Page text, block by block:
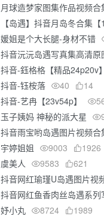
月球造梦家图集作品视频
【岛遇】抖音月岛冬合集【
媛姐是个大长腿-身材不错
抖音沅沅岛遇写真集高清
抖音-鈺格格【精品24p20v】
抖音-钰桉落 40
14
抖音-艺冉【23v54p】
玉子姨妈 神秘的派大星
抖音雨宝哟岛遇图片视频合
宇婷姐姐 9003
1926
虞美人 9583
621
抖音网红瑜瑾U岛遇图片视
抖音网红鱼香肉丝岛遇系
妤小丸 8724
1989